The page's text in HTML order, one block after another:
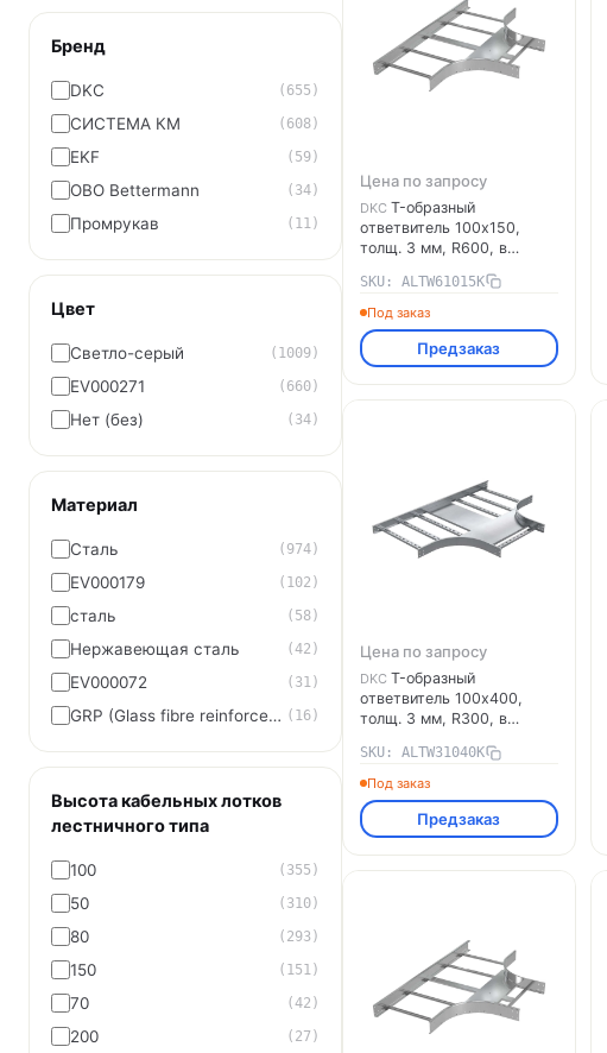
Бренд
DKC (655)
СИСТЕМА КМ (608)
EKF (59)
OBO Bettermann (34)
Промрукав (11)
Цвет
Светло-серый (1009)
EV000271 (660)
Нет (без) (34)
Материал
Сталь (974)
EV000179 (102)
сталь (58)
Нержавеющая сталь (42)
EV000072 (31)
GRP (Glass fibre reinforced plastic) (16)
Высота кабельных лотков
лестничного типа
100 (355)
50 (310)
80 (293)
150 (151)
70 (42)
200 (27)
Цена по запросу
DKC T-образный
ответвитель 100х150,
толщ. 3 мм, R600, в
элементами,
необходимыми для
монтажа, алюминий
ALTW61015K DKC
SKU: ALTW61015K
Под заказ
Предзаказ
Цена по запросу
DKC T-образный
ответвитель 100х400,
толщ. 3 мм, R300, в
элементами,
необходимыми для
монтажа, алюминий
ALTW31040K DKC
SKU: ALTW31040K
Под заказ
Предзаказ